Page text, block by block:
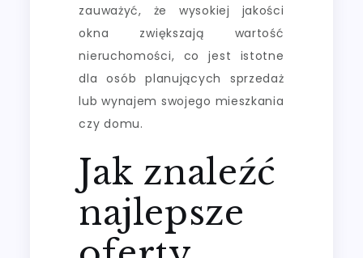
zauważyć, że wysokiej jakości
okna zwiększają wartość
nieruchomości, co jest istotne
dla osób planujących sprzedaż
lub wynajem swojego mieszkania
czy domu.
Jak znaleźć
najlepsze